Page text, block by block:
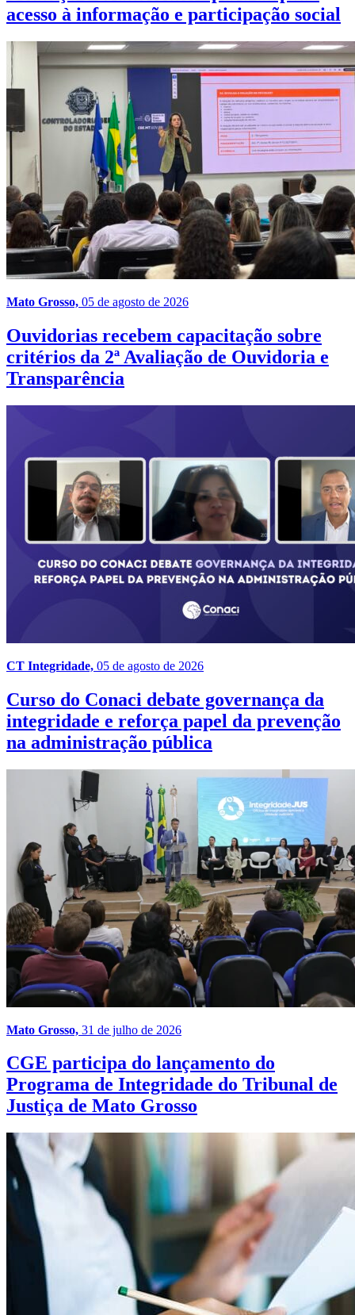
acesso à informação e participação social
Mato Grosso, 05 de agosto de 2026
Ouvidorias recebem capacitação sobre
critérios da 2ª Avaliação de Ouvidoria e
Transparência
CT Integridade, 05 de agosto de 2026
Curso do Conaci debate governança da
integridade e reforça papel da prevenção
na administração pública
Mato Grosso, 31 de julho de 2026
CGE participa do lançamento do
Programa de Integridade do Tribunal de
Justiça de Mato Grosso